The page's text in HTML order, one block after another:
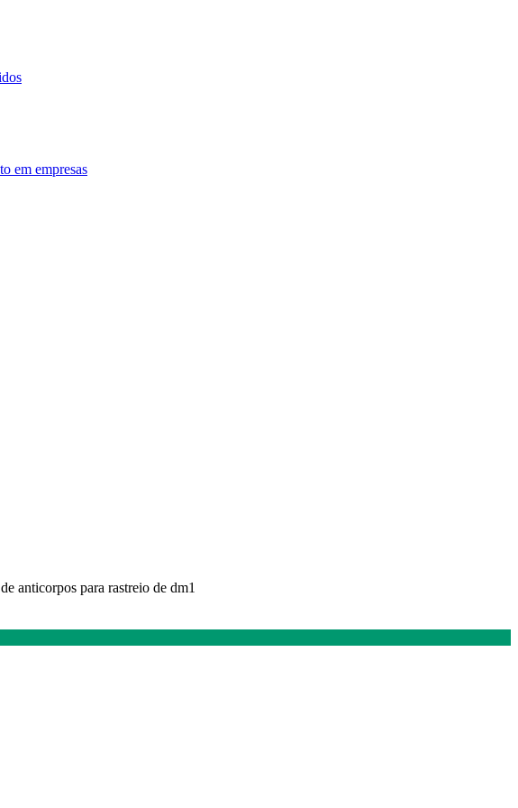
em empresas
anticorpos para rastreio de dm1